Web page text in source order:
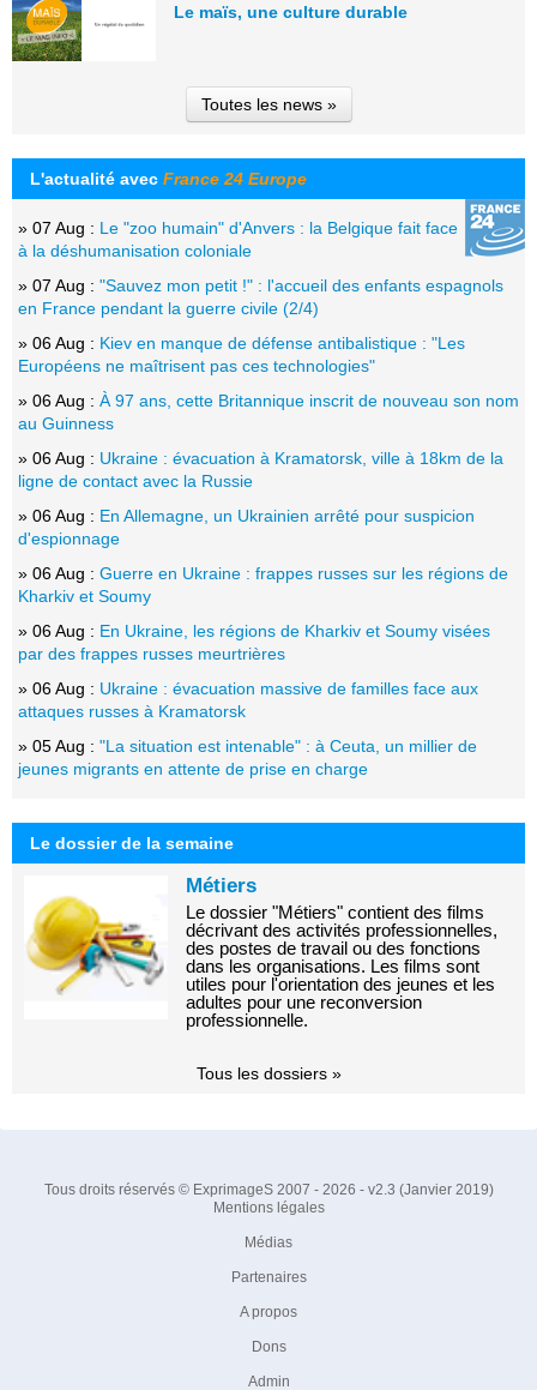
Le maïs, une culture durable
Toutes les news »
L'actualité avec France 24 Europe
» 07 Aug : Le "zoo humain" d'Anvers : la Belgique fait face
à la déshumanisation coloniale
» 07 Aug : "Sauvez mon petit !" : l'accueil des enfants espagnols
en France pendant la guerre civile (2/4)
» 06 Aug : Kiev en manque de défense antibalistique : "Les
Européens ne maîtrisent pas ces technologies"
» 06 Aug : À 97 ans, cette Britannique inscrit de nouveau son nom
au Guinness
» 06 Aug : Ukraine : évacuation à Kramatorsk, ville à 18km de la
ligne de contact avec la Russie
» 06 Aug : En Allemagne, un Ukrainien arrêté pour suspicion
d'espionnage
» 06 Aug : Guerre en Ukraine : frappes russes sur les régions de
Kharkiv et Soumy
» 06 Aug : En Ukraine, les régions de Kharkiv et Soumy visées
par des frappes russes meurtrières
» 06 Aug : Ukraine : évacuation massive de familles face aux
attaques russes à Kramatorsk
» 05 Aug : "La situation est intenable" : à Ceuta, un millier de
jeunes migrants en attente de prise en charge
Le dossier de la semaine
Métiers
Le dossier "Métiers" contient des films
décrivant des activités professionnelles,
des postes de travail ou des fonctions
dans les organisations. Les films sont
utiles pour l'orientation des jeunes et les
adultes pour une reconversion
professionnelle.
Tous les dossiers »
Tous droits réservés © ExprimageS 2007 - 2026 - v2.3 (Janvier 2019)
Mentions légales
Médias
Partenaires
A propos
Dons
Admin